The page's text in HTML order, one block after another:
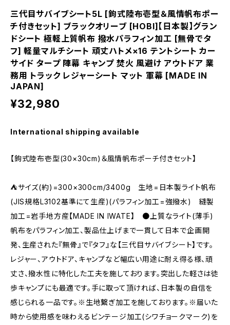
三代目サバイブシート5L [鉤式陸布壱型＆風情帆布ポー
チ付きセット] ブラックオリーブ [HOBI]【日本製】グラン
ドシート 極軽上質帆布 撥水パラフィン加工 [無骨でタ
フ] 軽量マルチシート 頑丈ハトメ×16 テントシート カー
サイド タープ 陣幕 キャンプ 焚火 風避け アウトドア 業
務用 トラック レジャーシート マット 軍幕 [MADE IN
JAPAN]
¥32,980
International shipping available
【鉤式陸布壱型(30×30cm)＆風情帆布ポーチ付きセット】
⛺サイズ(約)=300×300cm/3400g 生地=日本製ライト帆布
(JIS規格L3102基準にて生産)(パラフィン加工=強撥水) 縫製
加工=岩手地方産【MADE IN IWATE】 ●上質なライト(薄手)
帆布をパラフィン加工、製品仕上げまで一貫して日本で企画開
発、生産された『無骨』で『タフ』な【三代目サバイブシート】です。
レジャー、アウトドア、キャンプなど幅広い用途に耐え得る様、頑
丈さ、撥水性に特化した工夫を施しております。突出した軽さは徒
歩キャンプにも最適です。手に取って頂ければ、日本製の自信を
感じられる一品です。※生地繋ぎ加工を施しております。※届いた
時から使用感を味わえるビンテージ加工(シワチョークマーク)を